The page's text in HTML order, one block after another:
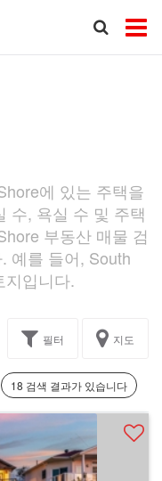
에 있는 주택을
수, 욕실 수 및 주택
부동산 매물 검
예를 들어, South
지입니다.
독점 과제
필터 지도
18 검색 결과가 있습니다